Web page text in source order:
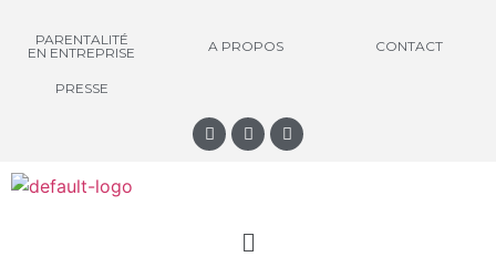
PARENTALITÉ
EN ENTREPRISE
A PROPOS CONTACT
PRESSE